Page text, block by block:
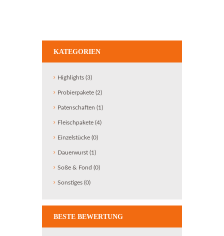
KATEGORIEN
Highlights (3)
Probierpakete (2)
Patenschaften (1)
Fleischpakete (4)
Einzelstücke (0)
Dauerwurst (1)
Soße & Fond (0)
Sonstiges (0)
BESTE BEWERTUNG